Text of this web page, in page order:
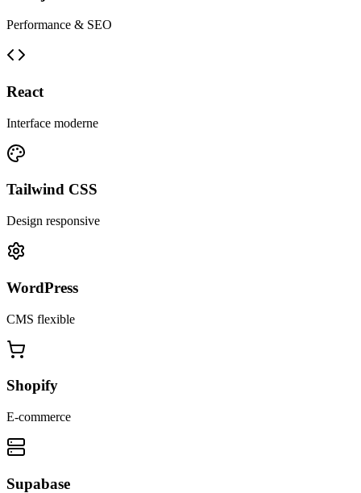
Performance & SEO
React
Interface moderne
Tailwind CSS
Design responsive
WordPress
CMS flexible
Shopify
E-commerce
Supabase